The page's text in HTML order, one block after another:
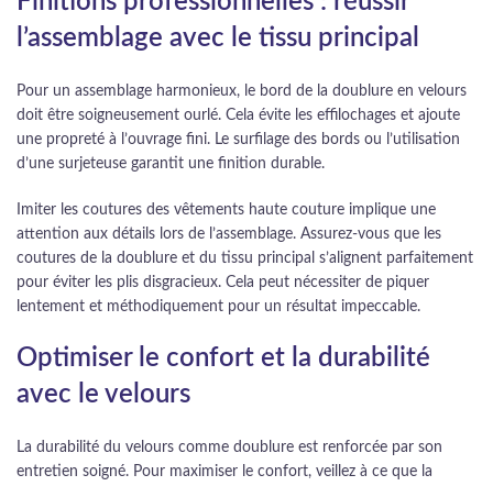
l’assemblage avec le tissu principal
Pour un assemblage harmonieux, le bord de la doublure en velours
doit être soigneusement ourlé. Cela évite les effilochages et ajoute
une propreté à l’ouvrage fini. Le surfilage des bords ou l’utilisation
d’une surjeteuse garantit une finition durable.
Imiter les coutures des vêtements haute couture implique une
attention aux détails lors de l’assemblage. Assurez-vous que les
coutures de la doublure et du tissu principal s’alignent parfaitement
pour éviter les plis disgracieux. Cela peut nécessiter de piquer
lentement et méthodiquement pour un résultat impeccable.
Optimiser le confort et la durabilité
avec le velours
La durabilité du velours comme doublure est renforcée par son
entretien soigné. Pour maximiser le confort, veillez à ce que la